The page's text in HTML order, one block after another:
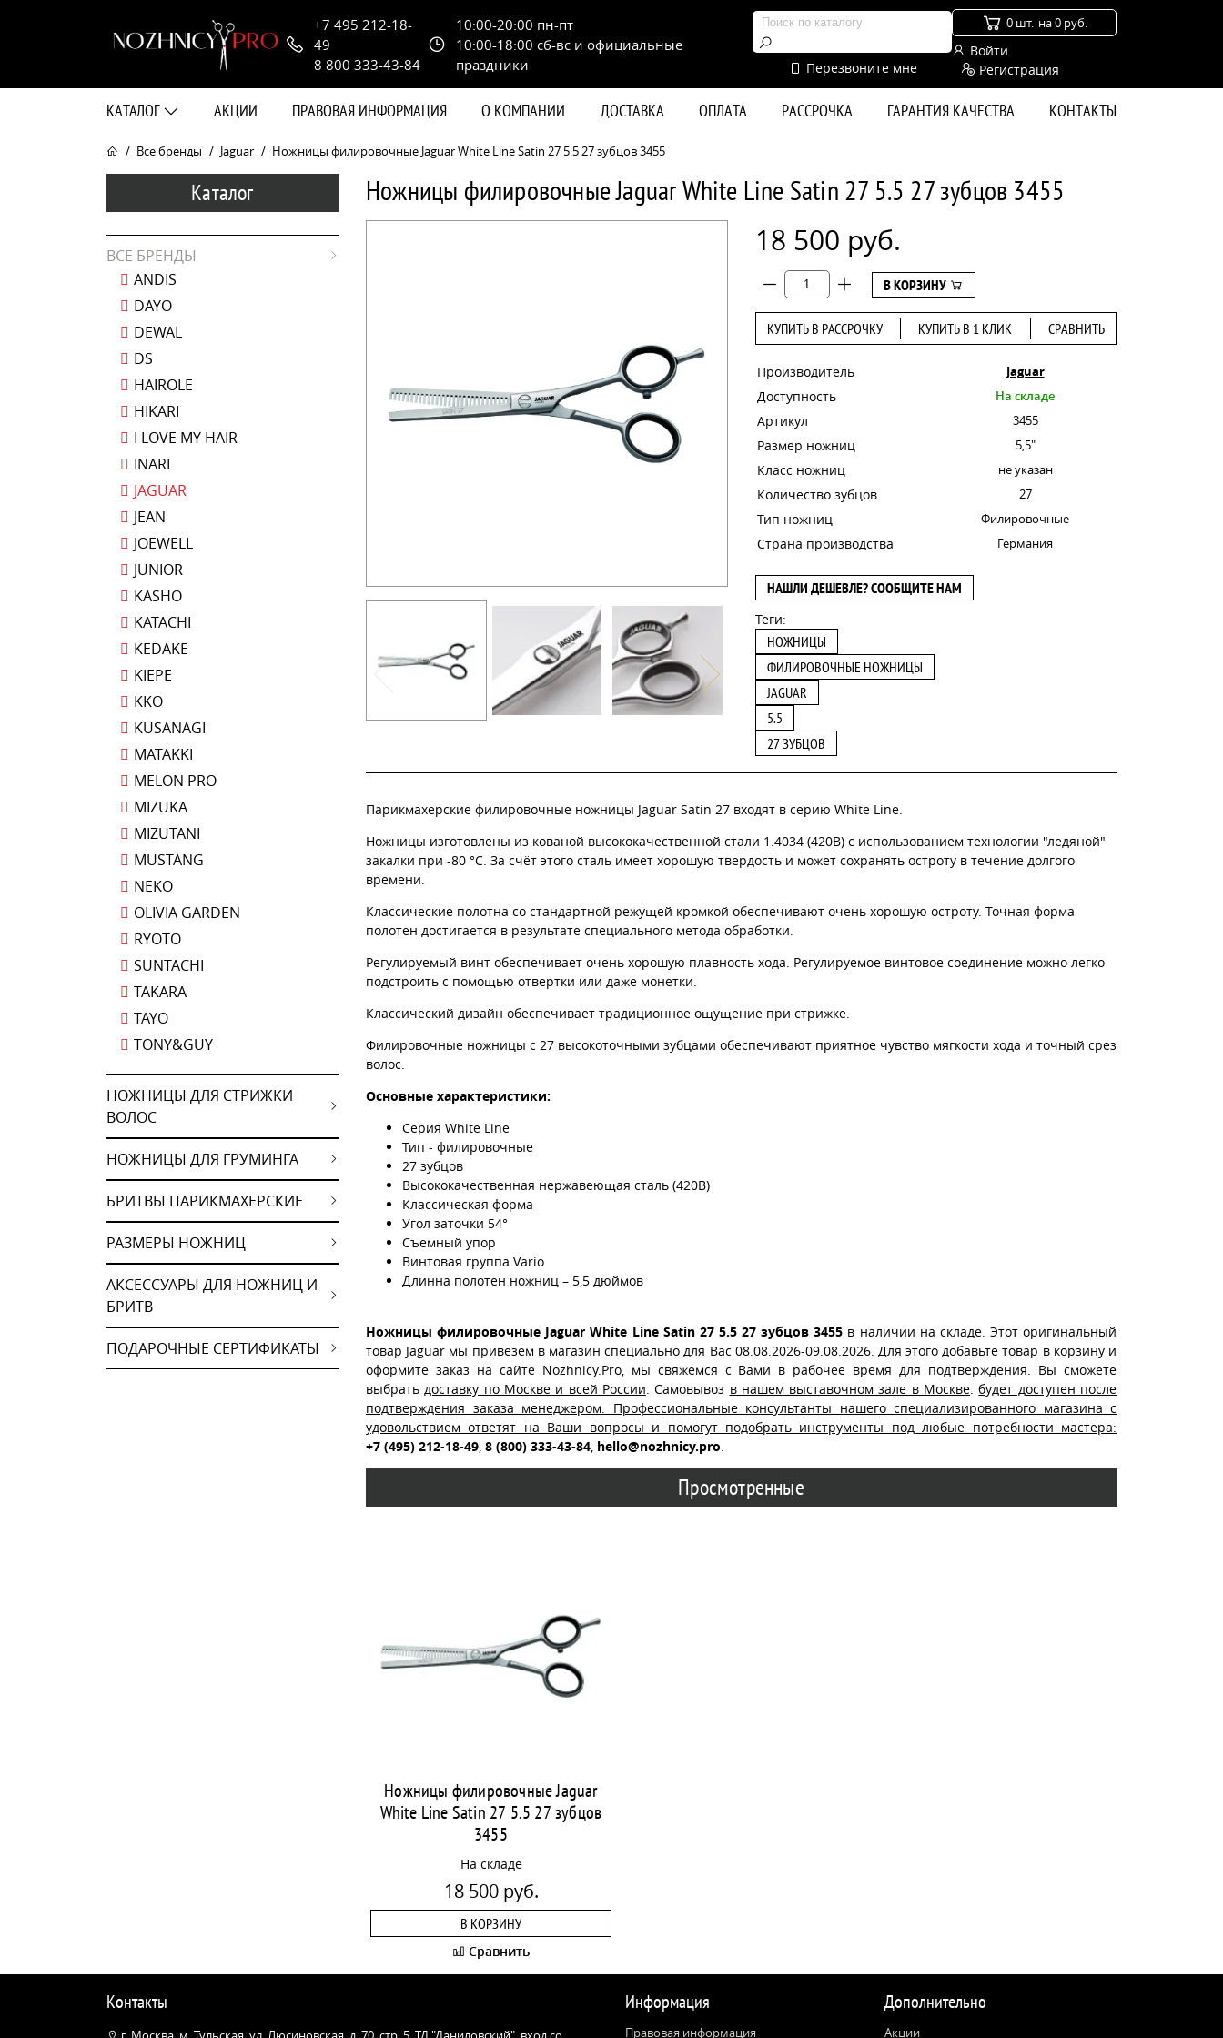
+7 495 212-18-
49
8 800 333-43-84
10:00-20:00 пн-пт
10:00-18:00 сб-вс и официальные
праздники
Перезвоните мне
0 шт. на 0 руб.
Войти
Регистрация
КАТАЛОГ АКЦИИ ПРАВОВАЯ ИНФОРМАЦИЯ О КОМПАНИИ ДОСТАВКА ОПЛАТА РАССРОЧКА ГАРАНТИЯ КАЧЕСТВА КОНТАКТЫ
Все бренды Jaguar Ножницы филировочные Jaguar White Line Satin 27 5.5 27 зубцов 3455
Каталог
ВСЕ БРЕНДЫ
ANDIS
DAYO
DEWAL
DS
HAIROLE
HIKARI
I LOVE MY HAIR
INARI
JAGUAR
JEAN
JOEWELL
JUNIOR
KASHO
KATACHI
KEDAKE
KIEPE
KKO
KUSANAGI
MATAKKI
MELON PRO
MIZUKA
MIZUTANI
MUSTANG
NEKO
OLIVIA GARDEN
RYOTO
SUNTACHI
TAKARA
TAYO
TONY&GUY
НОЖНИЦЫ ДЛЯ СТРИЖКИ
ВОЛОС
НОЖНИЦЫ ДЛЯ ГРУМИНГА
БРИТВЫ ПАРИКМАХЕРСКИЕ
РАЗМЕРЫ НОЖНИЦ
АКСЕССУАРЫ ДЛЯ НОЖНИЦ И
БРИТВ
ПОДАРОЧНЫЕ СЕРТИФИКАТЫ
Ножницы филировочные Jaguar White Line Satin 27 5.5 27 зубцов 3455
18 500 руб.
В КОРЗИНУ
КУПИТЬ В РАССРОЧКУ КУПИТЬ В 1 КЛИК СРАВНИТЬ
Производитель Jaguar
Доступность На складе
Артикул 3455
Размер ножниц 5,5"
Класс ножниц не указан
Количество зубцов 27
Тип ножниц Филировочные
Страна производства Германия
НАШЛИ ДЕШЕВЛЕ? СООБЩИТЕ НАМ
Теги:
НОЖНИЦЫ
ФИЛИРОВОЧНЫЕ НОЖНИЦЫ
JAGUAR
5.5
27 ЗУБЦОВ
Парикмахерские филировочные ножницы Jaguar Satin 27 входят в серию White Line.
Ножницы изготовлены из кованой высококачественной стали 1.4034 (420B) с использованием технологии "ледяной"
закалки при -80 °С. За счёт этого сталь имеет хорошую твердость и может сохранять остроту в течение долгого
времени.
Классические полотна со стандартной режущей кромкой обеспечивают очень хорошую остроту. Точная форма
полотен достигается в результате специального метода обработки.
Регулируемый винт обеспечивает очень хорошую плавность хода. Регулируемое винтовое соединение можно легко
подстроить с помощью отвертки или даже монетки.
Классический дизайн обеспечивает традиционное ощущение при стрижке.
Филировочные ножницы с 27 высокоточными зубцами обеспечивают приятное чувство мягкости хода и точный срез
волос.
Основные характеристики:
Серия White Line
Тип - филировочные
27 зубцов
Высококачественная нержавеющая сталь (420B)
Классическая форма
Угол заточки 54°
Съемный упор
Винтовая группа Vario
Длинна полотен ножниц – 5,5 дюймов
Ножницы филировочные Jaguar White Line Satin 27 5.5 27 зубцов 3455 в наличии на складе. Этот оригинальный
товар Jaguar мы привезем в магазин специально для Вас 08.08.2026-09.08.2026. Для этого добавьте товар в корзину и
оформите заказ на сайте Nozhnicy.Pro, мы свяжемся с Вами в рабочее время для подтверждения. Вы сможете
выбратьдоставку по Москве и всей России. Самовывоз в нашем выставочном зале в Москве.будет доступен после
подтверждения заказа менеджером. Профессиональные консультанты нашего специализированного магазина с
удовольствием ответят на Ваши вопросы и помогут подобрать инструменты под любые потребности мастера:
+7 (495) 212-18-49, 8 (800) 333-43-84, hello@nozhnicy.pro.
Просмотренные
Ножницы филировочные Jaguar
White Line Satin 27 5.5 27 зубцов
3455
На складе
18 500 руб.
В КОРЗИНУ
Сравнить
Контакты Информация
Правовая информация
Дополнительно
Акции